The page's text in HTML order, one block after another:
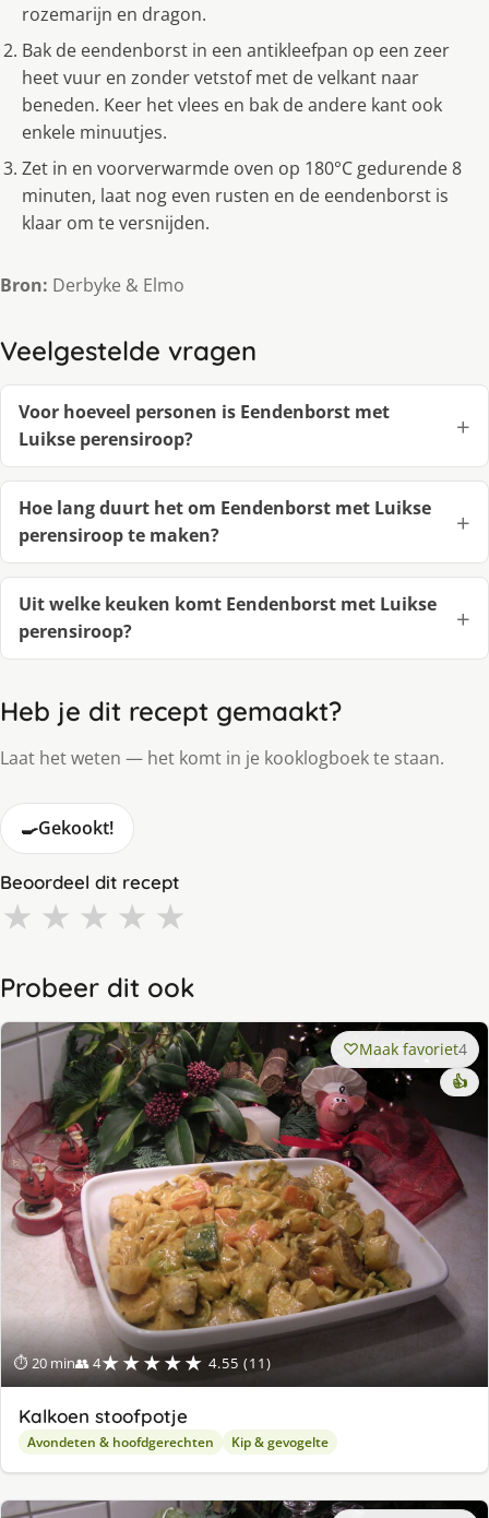
rozemarijn en dragon.
Bak de eendenborst in een antikleefpan op een zeer
heet vuur en zonder vetstof met de velkant naar
beneden. Keer het vlees en bak de andere kant ook
enkele minuutjes.
Zet in en voorverwarmde oven op 180°C gedurende 8
minuten, laat nog even rusten en de eendenborst is
klaar om te versnijden.
Bron: Derbyke & Elmo
Veelgestelde vragen
Voor hoeveel personen is Eendenborst met
Luikse perensiroop?
Hoe lang duurt het om Eendenborst met Luikse
perensiroop te maken?
Uit welke keuken komt Eendenborst met Luikse
perensiroop?
Heb je dit recept gemaakt?
Laat het weten — het komt in je kooklogboek te staan.
🍳Gekookt!
Beoordeel dit recept
★ ★ ★ ★ ★
Probeer dit ook
⏱ 20 min👥 4★★★★★ 4.55 (11)
Maak favoriet4
👍
Kalkoen stoofpotje
Avondeten & hoofdgerechten Kip & gevogelte